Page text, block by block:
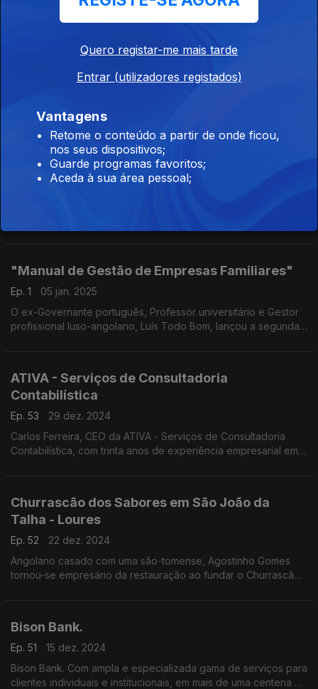
Imóveis para habitação própria e propriedades
19 jan. 2025
Imóveis para habitação própria e propriedades para negócios
Lourenço recorda que os clientes desta c
Filipe Lourenço, CEO da Private Luxury Real
Estate,
12 jan. 2025
nos investidores em Portugal.
"Manual de Gestão de Empresas Familiares"
Ep. 1
05 jan. 2025
O ex-Governante português, Professor universitário e Gestor
profissional luso-angolano, Luís Todo Bom, lançou a segunda
ATIVA - Serviços de Consultadoria
Contabilística
Ep. 53
29 dez. 2024
Carlos Ferreira, CEO da ATIVA - Serviços de Consultadoria
Contabilística, com trinta anos de experiência empresarial em
Churrascão dos Sabores em São João da
Talha - Loures
Ep. 52
22 dez. 2024
Angolano casado com uma são-tomense, Agostinho Gomes
tornou-se empresário da restauração ao fundar o Churrascão
Bison Bank.
Ep. 51
15 dez. 2024
Bison Bank. Com ampla e especializada gama de serviços para
clientes individuais e institucionais, em mais de uma centena de
Quero registar-me mais tarde
Entrar (utilizadores registados)
Vantagens
Retome o conteúdo a partir de onde ficou,
nos seus dispositivos;
Guarde programas favoritos;
Aceda à sua área pessoal;